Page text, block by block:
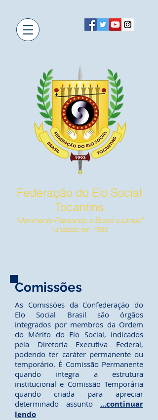
Federação do Elo Social
Tocantins
"Movimento Passando o Brasil a Limpo"
Fundado em 1990
Comissões
As Comissões da Confederação do
Elo Social Brasil são órgãos
integrados por membros da Ordem
do Mérito do Elo Social, indicados
pela Diretoria Executiva Federal,
podendo ter caráter permanente ou
temporário. É Comissão Permanente
quando integra a estrutura
institucional e Comissão Temporária
quando criada para apreciar
determinado assunto ...continuar
lendo